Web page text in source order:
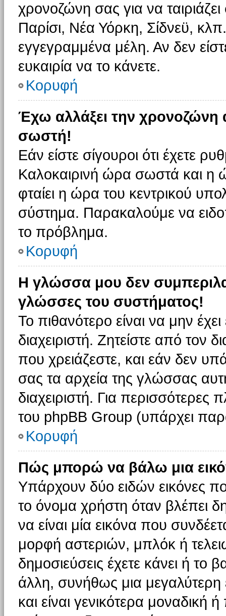
χρονοζώνη σας για να
Παρίσι, Νέα Υόρκη, Σίδνεϋ,
εγγεγραμμένα μέλη. Αν δεν
ευκαιρία να το κάνετε.
Κορυφή
Έχω αλλάξει την χρονοζώνη
σωστή!
Εάν είστε σίγουροι ότι έχετε
Καλοκαιρινή ώρα σωστά και η
φταίει η ώρα του κεντρικού
σύστημα. Παρακαλούμε να
το πρόβλημα.
Κορυφή
Η γλώσσα μου δεν
γλώσσες του συστήματος!
Το πιθανότερο είναι να μην
διαχειριστή. Ζητείστε από τον
που χρειάζεστε, και εάν δεν
σας τα αρχεία της γλώσσας
διαχειριστή. Για περισσότερες
του phpBB Group (υπάρχει
Κορυφή
Πώς μπορώ να βάλω μια
Υπάρχουν δύο ειδών εικόνες
το όνομα χρήστη όταν βλέπει
να είναι μία εικόνα που
μορφή αστεριών, μπλόκ ή
δημοσιεύσεις έχετε κάνει ή
άλλη, συνήθως μια
και είναι γενικότερα